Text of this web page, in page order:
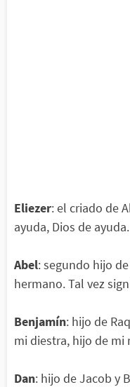
Eliezer: el criado de
ayuda, Dios de ayuda.
Abel: segundo hijo
hermano. Tal vez
Benjamín: hijo de
mi diestra, hijo de mi
Dan: hijo de Jacob y